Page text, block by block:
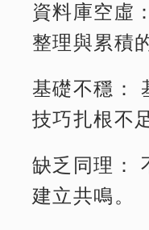
資料庫空虛
整理與累積
基礎不穩：
技巧扎根不
缺乏同理：
建立共鳴。